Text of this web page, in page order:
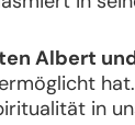
Albert
in